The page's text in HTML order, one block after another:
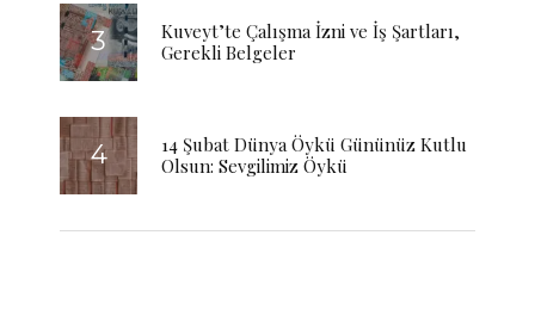
Kuveyt’te Çalışma İzni ve İş Şartları,
Gerekli Belgeler
14 Şubat Dünya Öykü Gününüz Kutlu
Olsun: Sevgilimiz Öykü